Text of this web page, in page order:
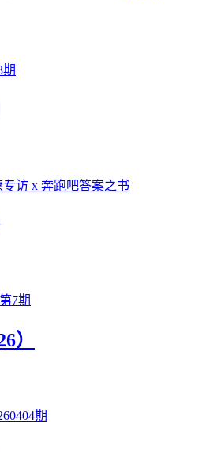
期
专访 x 奔跑吧答案之书
第7期
）
期